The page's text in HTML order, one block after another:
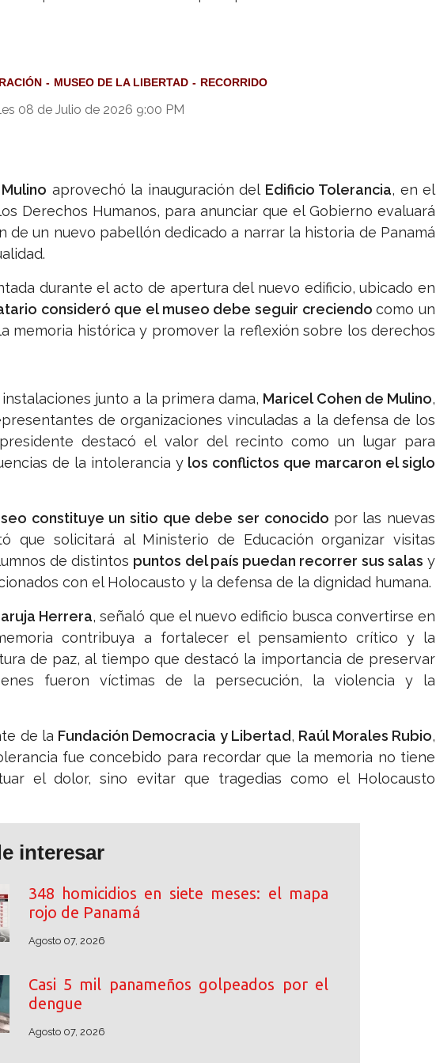
MUSEO DE LA LIBERTAD RECORRIDO
08 de Julio de 2026 9:00 PM
aprovechó la inauguración del Edificio Tolerancia, en el
Derechos Humanos, para anunciar que el Gobierno evaluará
de un nuevo pabellón dedicado a narrar la historia de Panamá
durante el acto de apertura del nuevo edificio, ubicado en
consideró que el museo debe seguir creciendocomo un
memoria histórica y promover la reflexión sobre los derechos
junto a la primera dama, Maricel Cohen de Mulino,
de organizaciones vinculadas a la defensa de los
destacó el valor del recinto como un lugar para
de la intolerancia y los conflictos que marcaron el siglo
constituye un sitio que debe ser conocido por las nuevas
que solicitará al Ministerio de Educación organizar visitas
de distintos puntos del país puedan recorrer sus salas y
con el Holocausto y la defensa de la dignidad humana.
Herrera, señaló que el nuevo edificio busca convertirse en
contribuya a fortalecer el pensamiento crítico y la
de paz, al tiempo que destacó la importancia de preservar
fueron víctimas de la persecución, la violencia y la
de la Fundación Democracia y Libertad, Raúl Morales Rubio,
fue concebido para recordar que la memoria no tiene
el dolor, sino evitar que tragedias como el Holocausto
interesar
348 homicidios en siete meses: el mapa
rojo de Panamá
Agosto 07, 2026
Casi 5 mil panameños golpeados por el
dengue
Agosto 07, 2026